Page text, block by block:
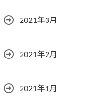
2021年3月
2021年2月
2021年1月